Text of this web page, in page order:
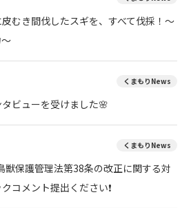
むき間伐したスギを、すべて伐採！～
くまもりNews
ビューを受けました🌸
くまもりNews
獣保護管理法第38条の改正に関する対
コメント提出ください❗